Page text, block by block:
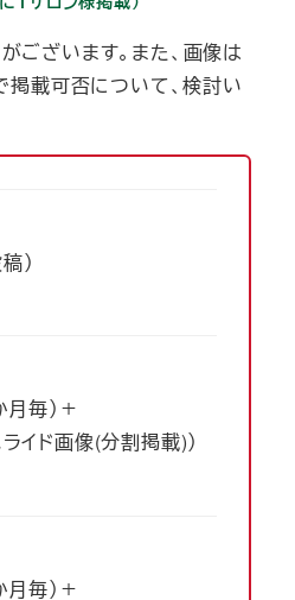
ざいます。また、画像は
掲載可否について、検討い
）
月毎）＋
イド画像(分割掲載)）
月毎）＋